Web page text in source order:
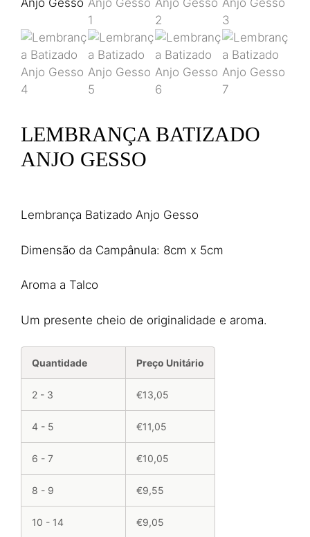
LEMBRANÇA BATIZADO
ANJO GESSO
Lembrança Batizado Anjo Gesso
Dimensão da Campânula: 8cm x 5cm
Aroma a Talco
Um presente cheio de originalidade e aroma.
Quantidade Preço Unitário
2 - 3 €13,05
4 - 5 €11,05
6 - 7 €10,05
8 - 9 €9,55
10 - 14 €9,05